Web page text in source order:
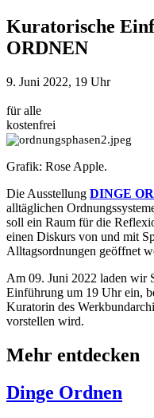
Kuratorische
ORDNEN
9. Juni 2022, 19 Uhr
für alle
kostenfrei
Grafik: Rose Apple.
Die Ausstellung DINGE
alltäglichen
soll ein Raum für die
einen Diskurs von und mit
Alltagsordnungen geöffnet
Am 09. Juni 2022 laden wir
Einführung um 19 Uhr ein,
Kuratorin des
vorstellen wird.
Mehr entdecken
Dinge Ordnen